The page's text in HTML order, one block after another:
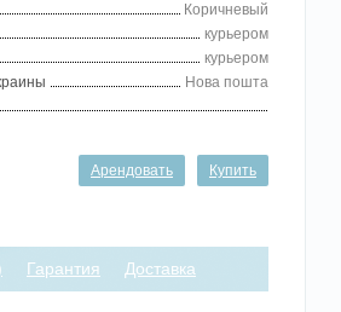
Коричневый
курьером
курьером
Нова пошта
Купить
Арендовать
Гарантия Доставка